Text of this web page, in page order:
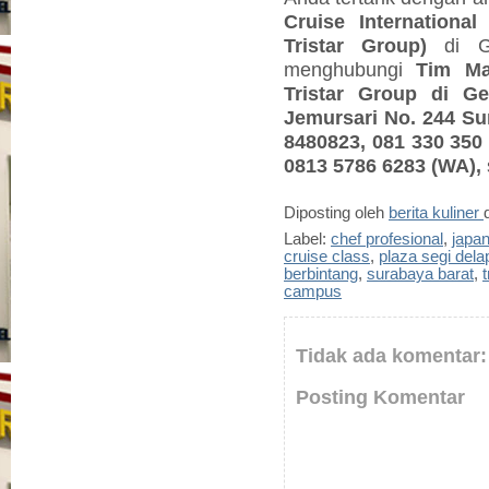
Cruise
Tristar Group)di
menghubungiTim
Tristar Group di
Jemursari No. 244
8480823, 081 330
0813 5786 6283 (WA),
Diposting oleh berita kuliner
Label: chef profesional,
cruise class, plaza segi
berbintang, surabaya barat,
campus
Tidak ada komentar:
Posting Komentar